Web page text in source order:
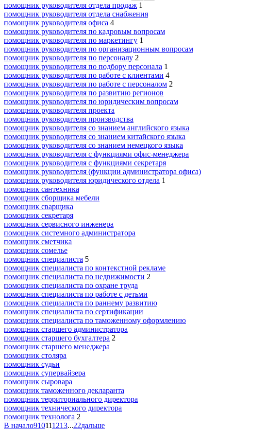
помощник руководителя отдела продаж 1
помощник руководителя отдела снабжения
помощник руководителя офиса 4
помощник руководителя по кадровым вопросам
помощник руководителя по маркетингу 1
помощник руководителя по организационным вопросам
помощник руководителя по персоналу 2
помощник руководителя по подбору персонала 1
помощник руководителя по работе с клиентами 4
помощник руководителя по работе с персоналом 2
помощник руководителя по развитию регионов
помощник руководителя по юридическим вопросам
помощник руководителя проекта
помощник руководителя производства
помощник руководителя со знанием английского языка
помощник руководителя со знанием китайского языка
помощник руководителя со знанием немецкого языка
помощник руководителя с функциями офис-менеджера
помощник руководителя с функциями секретаря
помощник руководителя (функции администратора офиса)
помощник руководителя юридического отдела 1
помощник сантехника
помощник сборщика мебели
помощник сварщика
помощник секретаря
помощник сервисного инженера
помощник системного администратора
помощник сметчика
помощник сомелье
помощник специалиста 5
помощник специалиста по контекстной рекламе
помощник специалиста по недвижимости 2
помощник специалиста по охране труда
помощник специалиста по работе с детьми
помощник специалиста по раннему развитию
помощник специалиста по сертификации
помощник специалиста по таможенному оформлению
помощник старшего администратора
помощник старшего бухгалтера 2
помощник старшего менеджера
помощник столяра
помощник судьи
помощник супервайзера
помощник сыровара
помощник таможенного декларанта
помощник территориального директора
помощник технического директора
помощник технолога 2
В начало910111213...22дальше